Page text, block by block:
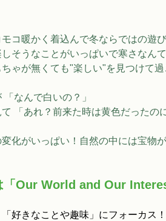
コ暖かく着込んで冬ならではの遊
そうなことがいっぱいで寒さなん
ゃが無くても"楽しい"を見つけて過
なんで白いの？」
「あれ？前来た時は黄色だったの
化がいっぱい！自然の中には宝物が
「Our World and Our
好きなことや趣味」にフォーカス！